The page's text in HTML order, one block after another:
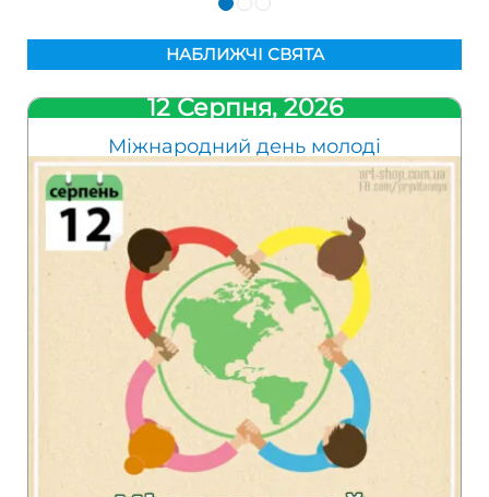
НАБЛИЖЧІ СВЯТА
12 Серпня, 2026
Міжнародний день молоді